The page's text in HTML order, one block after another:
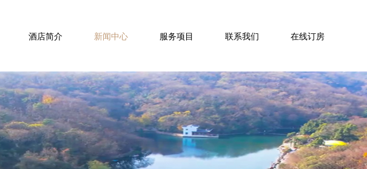
酒店简介 新闻中心 服务项目 联系我们 在线订房